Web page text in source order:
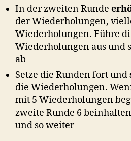
In der zweiten Runde
der Wiederholungen,
Wiederholungen. Führe
Wiederholungen aus und
ab
Setze die Runden fort und
die Wiederholungen.
mit 5 Wiederholungen
zweite Runde 6
und so weiter